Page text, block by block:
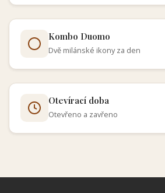
Kombo Duomo
Dvě milánské ikony za den
Otevírací doba
Otevřeno a zavřeno